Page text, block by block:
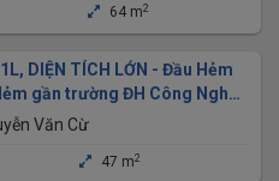
64 m2
DIỆN TÍCH LỚN - Đầu Hẻm
gần trường ĐH Công Nghệ -
Văn Cừ
47 m2